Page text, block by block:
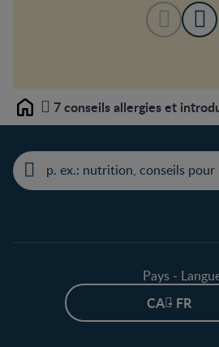
Home 7 conseils allergies et
Pays -
CA - FR